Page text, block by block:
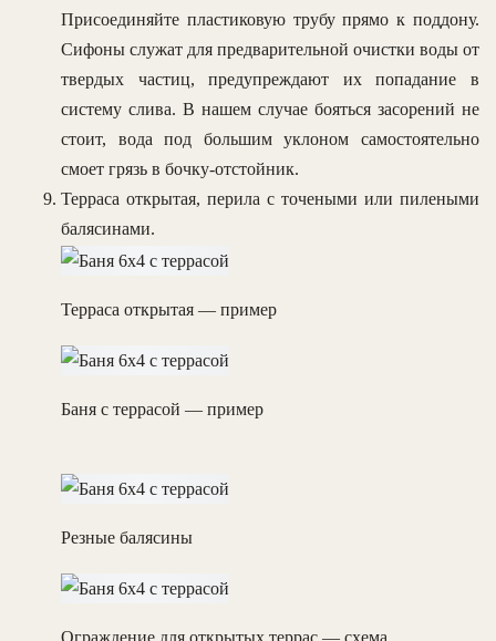
Присоединяйте пластиковую трубу прямо к поддону.
Сифоны служат для предварительной очистки воды от
твердых частиц, предупреждают их попадание в
систему слива. В нашем случае бояться засорений не
стоит, вода под большим уклоном самостоятельно
смоет грязь в бочку-отстойник.
Терраса открытая, перила с точеными или пилеными
балясинами.
Терраса открытая — пример
Баня с террасой — пример
Резные балясины